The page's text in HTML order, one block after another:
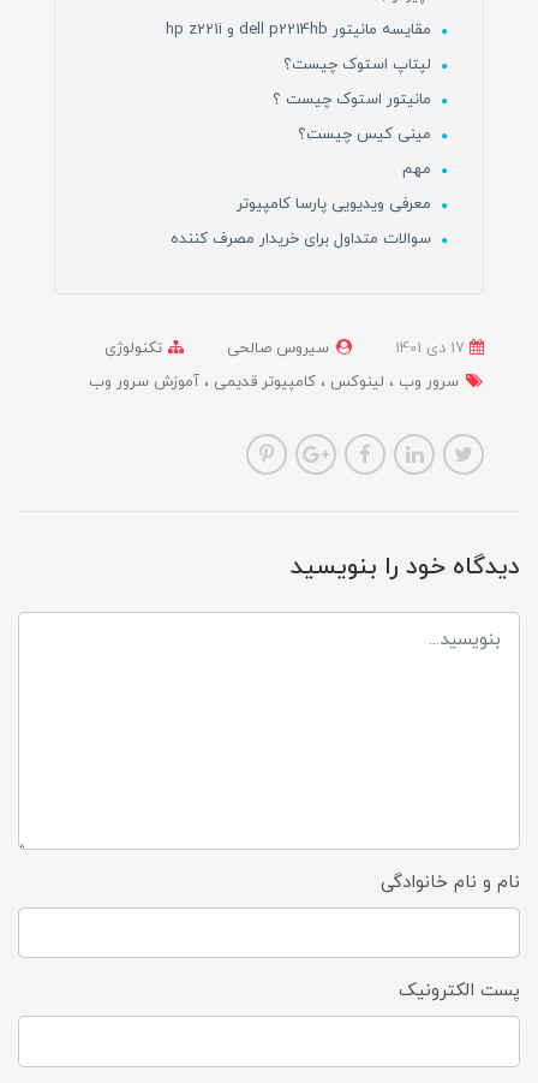
مقایسه مانیتور dell p2214hb و hp z221i
لپتاپ استوک چیست؟
مانیتور استوک چیست ؟
مینی کیس چیست؟
مهم
معرفی ویدیویی پارسا کامپیوتر
سوالات متداول برای خریدار مصرف کننده
سیروس صالحی
تکنولوژی
سرور وب
لینوکس کامپیوتر قدیمی آموزش سرور وب
دیدگاه خود را بنویسید
نام و نام خانوادگی
پست الکترونیک